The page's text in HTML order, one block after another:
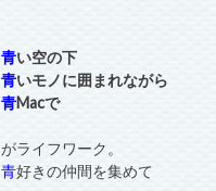
青い空の下
青いモノに囲まれながら
青Macで
がライフワーク。
青好きの仲間を集めて